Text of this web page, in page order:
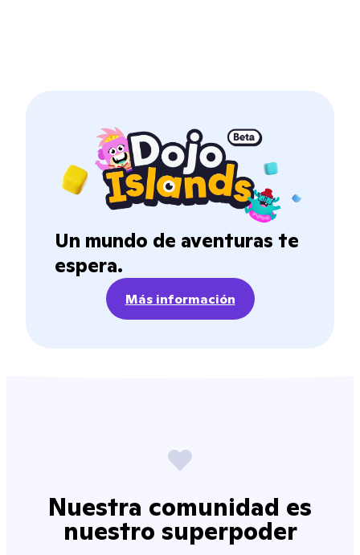
Un mundo de aventuras te
espera.
Más información
Nuestra comunidad es
nuestro superpoder